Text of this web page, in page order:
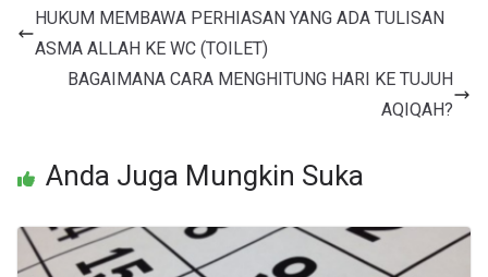
HUKUM MEMBAWA PERHIASAN YANG ADA TULISAN
ASMA ALLAH KE WC (TOILET)
BAGAIMANA CARA MENGHITUNG HARI KE TUJUH
AQIQAH?
Anda Juga Mungkin Suka